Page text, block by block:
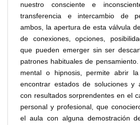
nuestro consciente e
transferencia e intercambio de
ambos, la apertura de esta válvula
de conexiones, opciones,
que pueden emerger sin ser
patrones habituales de
mental o hipnosis, permite abrir
encontrar estados de soluciones y
con resultados sorprendentes en el
personal y profesional, que
el aula con alguna demostración